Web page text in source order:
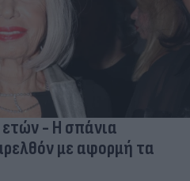
ετών - Η σπάνια
με αφορμή τα